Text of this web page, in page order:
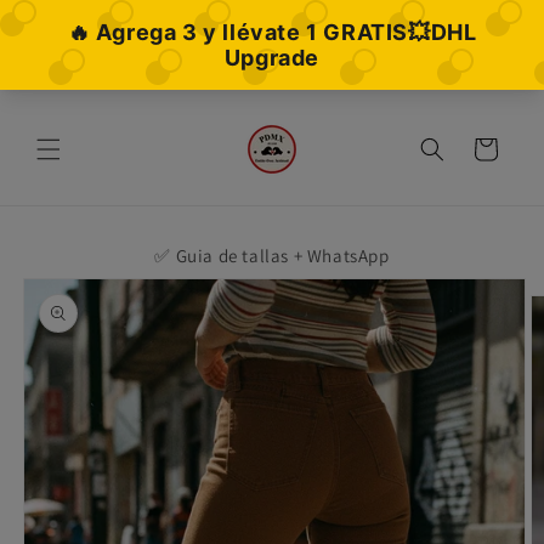
Ir
directamente
al contenido
Carrito
✅ Guia de tallas + WhatsApp
directamente
información
del producto